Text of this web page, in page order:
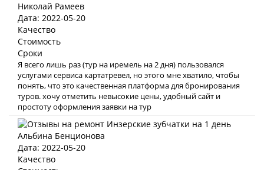
Николай Рамеев
Дата: 2022-05-20
Качество
Стоимость
Сроки
Я всего лишь раз (тур на иремель на 2 дня) пользовался
услугами сервиса картатревел, но этого мне хватило, чтобы
понять, что это качественная платформа для бронирования
туров. хочу отметить невысокие цены, удобный сайт и
простоту оформления заявки на тур
Альбина Бенционова
Дата: 2022-05-20
Качество